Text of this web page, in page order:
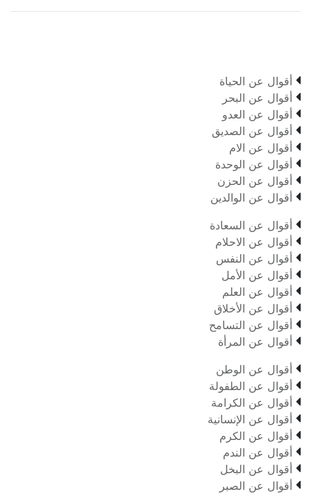
 أقوال عن الحياة
 أقوال عن البحر
 أقوال عن العدو
 أقوال عن الصديق
 أقوال عن الام
 أقوال عن الوحدة
 أقوال عن الحزن
 أقوال عن الوالدين
 أقوال عن السعادة
 أقوال عن الاحلام
 أقوال عن النفس
 أقوال عن الأمل
 أقوال عن العلم
 أقوال عن الأخلاق
 أقوال عن التسامح
 أقوال عن المرأة
 أقوال عن الوطن
 أقوال عن الطفولة
 أقوال عن الكرامة
 أقوال عن الإنسانية
 أقوال عن الكرم
 أقوال عن الندم
 أقوال عن البخل
 أقوال عن الصبر